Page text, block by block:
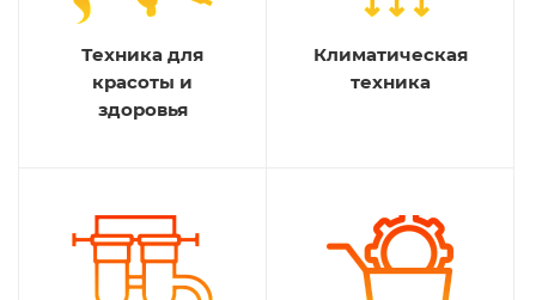
Техника для
красоты и
здоровья
Климатическая
техника